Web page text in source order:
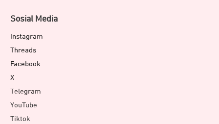
Sosial Media
Instagram
Threads
Facebook
X
Telegram
YouTube
Tiktok